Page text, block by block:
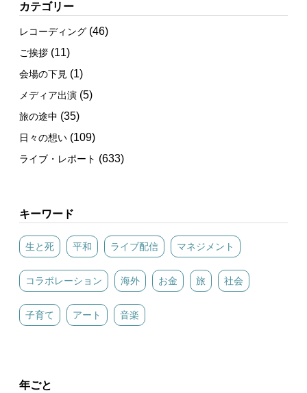
カテゴリー
レコーディング (46)
ご挨拶 (11)
会場の下見 (1)
メディア出演 (5)
旅の途中 (35)
日々の想い (109)
ライブ・レポート (633)
キーワード
生と死 平和 ライブ配信 マネジメント
コラボレーション 海外 お金 旅 社会
子育て アート 音楽
年ごと